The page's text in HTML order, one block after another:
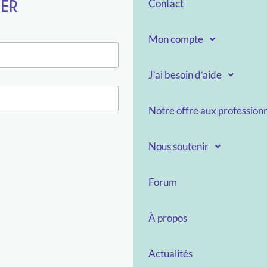
Contact
Mon compte
J’ai besoin d’aide
Notre offre aux
Nous soutenir
Forum
À propos
Actualités